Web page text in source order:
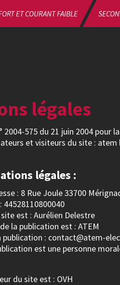
ET COURANT FAIBLE
légales
575 du 21 juin 2004 pour
et visiteurs du site :
légales :
: 8 Rue Joule 33700
44528110800040
est : Aurélien Delestre
la publication est : ATEM
publication : contact@atem-
est une personne
du site est : OVH